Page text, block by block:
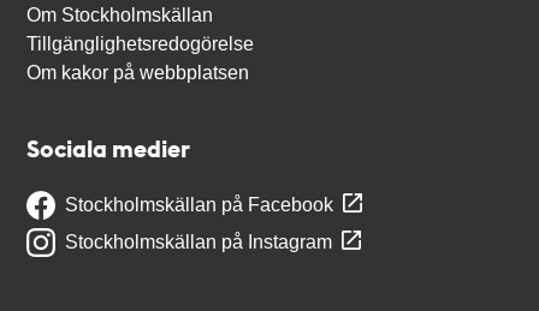
Om Stockholmskällan
Tillgänglighetsredogörelse
Om kakor på webbplatsen
Sociala medier
Stockholmskällan på Facebook
Stockholmskällan på Instagram